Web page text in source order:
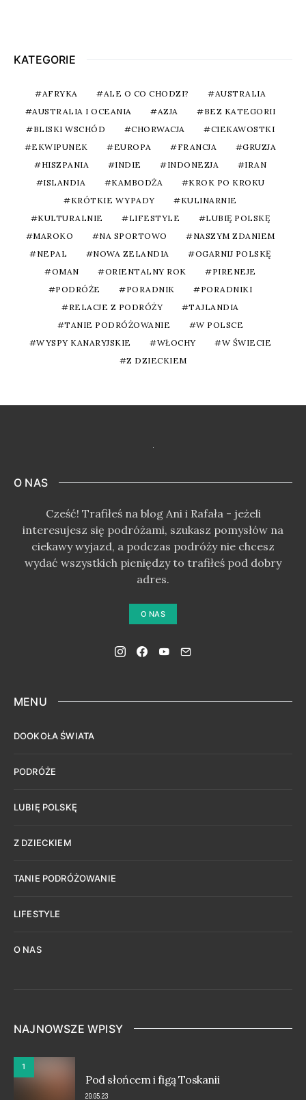
KATEGORIE
AFRYKA ALE O CO CHODZI?
AUSTRALIA
AUSTRALIA I OCEANIA
AZJA
BEZ KATEGORII
BLISKI WSCHÓD
CHORWACJA
CIEKAWOSTKI
EKWIPUNEK
EUROPA FRANCJA
GRUZJA
HISZPANIA
INDIE INDONEZJA
IRAN
ISLANDIA
KAMBODŻA
KROK PO KROKU
KRÓTKIE WYPADY
KULINARNIE
KULTURALNIE
LIFESTYLE
LUBIĘ POLSKĘ
MAROKO
NA SPORTOWO
NASZYM ZDANIEM
NEPAL
NOWA ZELANDIA
OGARNIJ POLSKĘ
OMAN
ORIENTALNY ROK
PIRENEJE
PODRÓŻE
PORADNIK
PORADNIKI
RELACJE Z PODRÓŻY
TAJLANDIA
TANIE PODRÓŻOWANIE
W POLSCE
WYSPY KANARYJSKIE
WŁOCHY
W ŚWIECIE
Z DZIECKIEM
O NAS
Cześć! Trafiłeś na blog Ani i Rafała - jeżeli
interesujesz się podróżami, szukasz pomysłów na
ciekawy wyjazd, a podczas podróży nie chcesz
wydać wszystkich pieniędzy to trafiłeś pod dobry
adres.
O NAS
MENU
DOOKOŁA ŚWIATA
PODRÓŻE
LUBIĘ POLSKĘ
Z DZIECKIEM
TANIE PODRÓŻOWANIE
LIFESTYLE
O NAS
NAJNOWSZE WPISY
1
Pod słońcem i figą Toskanii
20.05.23